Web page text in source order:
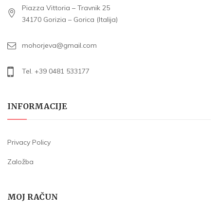
Piazza Vittoria – Travnik 25
34170 Gorizia – Gorica (Italija)
mohorjeva@gmail.com
Tel. +39 0481 533177
INFORMACIJE
Privacy Policy
Založba
MOJ RAČUN